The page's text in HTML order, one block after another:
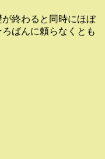
終わると同時にほぼ
ばんに頼らなくとも